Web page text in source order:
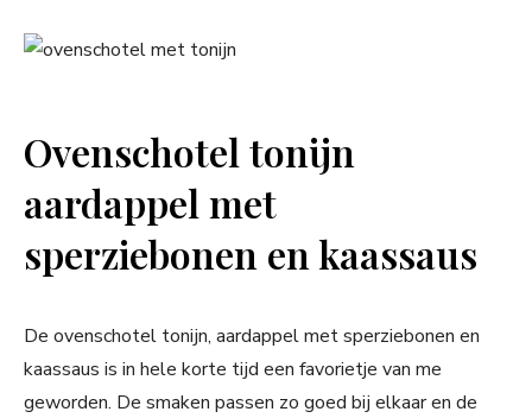
Ovenschotel tonijn
aardappel met
sperziebonen en kaassaus
De ovenschotel tonijn, aardappel met sperziebonen en
kaassaus is in hele korte tijd een favorietje van me
geworden. De smaken passen zo goed bij elkaar en de